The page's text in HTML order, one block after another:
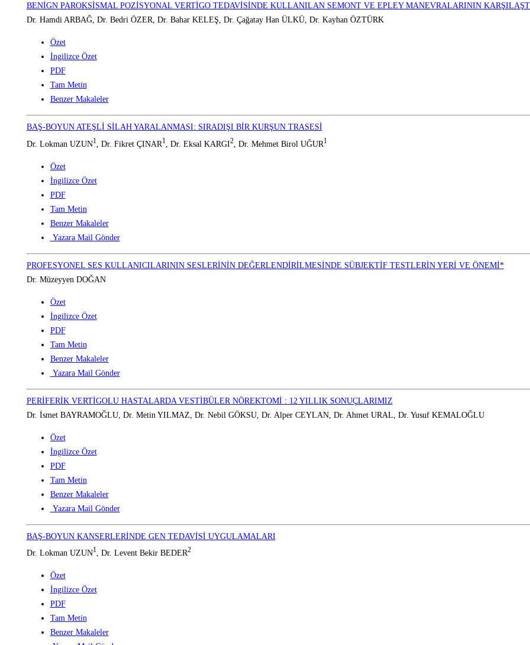
BENİGN PAROKSİSMAL POZİSYONAL VERTİGO TEDAVİSİNDE KULLANILAN SEMONT VE EPLEY MANEVRALARININ
Dr. Hamdi ARBAĞ, Dr. Bedri ÖZER, Dr. Bahar KELEŞ, Dr. Çağatay Han ÜLKÜ, Dr. Kayhan ÖZTÜRK
Özet
İngilizce Özet
PDF
Tam Metin
Benzer Makaleler
BAŞ-BOYUN ATEŞLİ SİLAH YARALANMASI: SIRADIŞI BİR KURŞUN TRASESİ
Dr. Lokman UZUN1, Dr. Fikret ÇINAR1, Dr. Eksal KARGI2, Dr. Mehmet Birol UĞUR1
Özet
İngilizce Özet
PDF
Tam Metin
Benzer Makaleler
Yazara Mail Gönder
PROFESYONEL SES KULLANICILARININ SESLERİNİN DEĞERLENDİRİLMESİNDE SÜBJEKTİF TESTLERİN YERİ VE ÖNEMİ*
Dr. Müzeyyen DOĞAN
Özet
İngilizce Özet
PDF
Tam Metin
Benzer Makaleler
Yazara Mail Gönder
PERİFERİK VERTİGOLU HASTALARDA VESTİBÜLER NÖREKTOMİ : 12 YILLIK SONUÇLARIMIZ
Dr. İsmet BAYRAMOĞLU, Dr. Metin YILMAZ, Dr. Nebil GÖKSU, Dr. Alper CEYLAN, Dr. Ahmet URAL, Dr. Yusuf KEMALOĞLU
Özet
İngilizce Özet
PDF
Tam Metin
Benzer Makaleler
Yazara Mail Gönder
BAŞ-BOYUN KANSERLERİNDE GEN TEDAVİSİ UYGULAMALARI
Dr. Lokman UZUN1, Dr. Levent Bekir BEDER2
Özet
İngilizce Özet
PDF
Tam Metin
Benzer Makaleler